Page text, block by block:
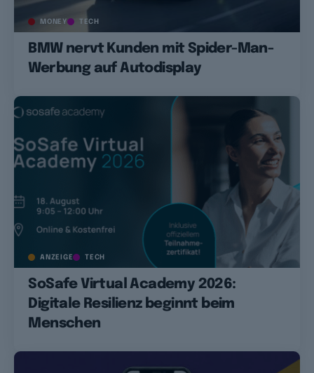
MONEY TECH
BMW nervt Kunden mit Spider-Man-
Werbung auf Autodisplay
ANZEIGE TECH
SoSafe Virtual Academy 2026:
Digitale Resilienz beginnt beim
Menschen